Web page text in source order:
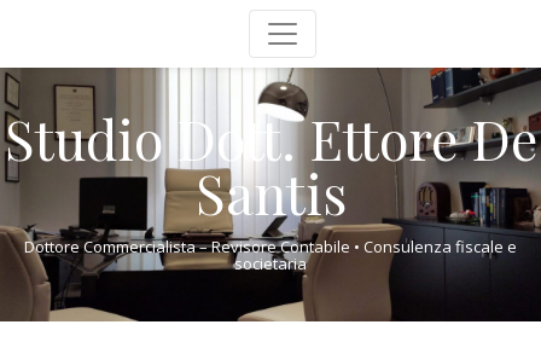
Studio Dott. Ettore De
Santis
Dottore Commercialista – Revisore Contabile • Consulenza fiscale e
societaria